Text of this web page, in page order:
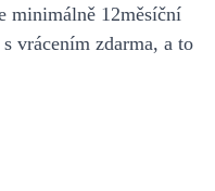
minimálně 12měsíční
vrácením zdarma, a to